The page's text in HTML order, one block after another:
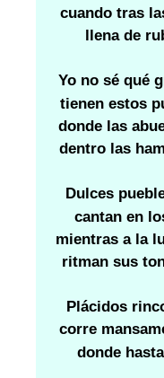
cuando tras
llena de
Yo no sé qué
tienen estos
donde las
dentro las
Dulces
cantan en
mientras a la
ritman sus
Plácidos
corre
donde